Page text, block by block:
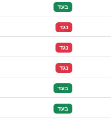
בעד
נגד
נגד
נגד
בעד
בעד